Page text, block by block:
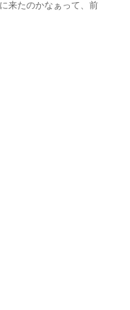
たのかなぁって、前